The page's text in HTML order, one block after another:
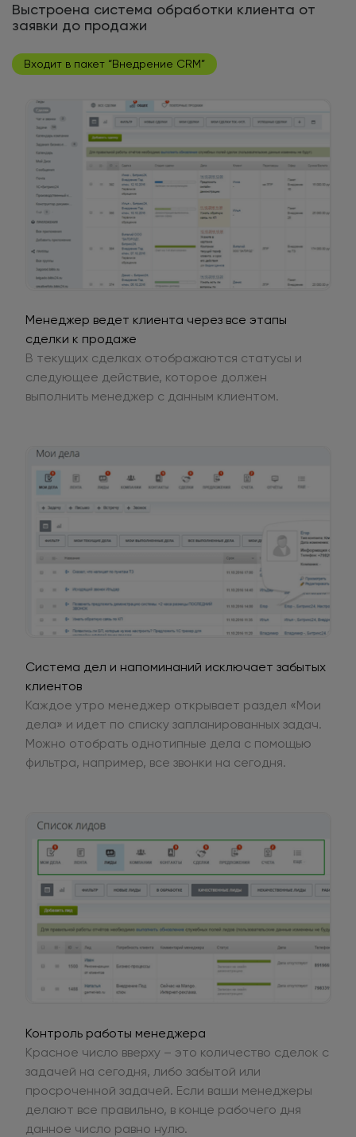
Выстроена система обработки клиента от
заявки до продажи
Входит в пакет “Внедрение CRM”
Менеджер ведет клиента через все этапы
сделки к продаже
В текущих сделках отображаются статусы и
следующее действие, которое должен
выполнить менеджер с данным клиентом.
Система дел и напоминаний исключает забытых
клиентов
Каждое утро менеджер открывает раздел «Мои
дела» и идет по списку запланированных задач.
Можно отобрать однотипные дела с помощью
фильтра, например, все звонки на сегодня.
Контроль работы менеджера
Красное число вверху – это количество сделок с
задачей на сегодня, либо забытой или
просроченной задачей. Если ваши менеджеры
делают все правильно, в конце рабочего дня
данное число равно нулю.